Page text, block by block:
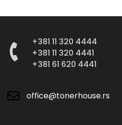
+381 11 320 4444
+381 11 320 4441
+381 61 620 4441
office@tonerhouse.rs